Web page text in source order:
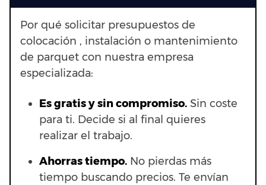
Por qué solicitar presupuestos de
colocación , instalación o mantenimiento
de parquet con nuestra empresa
especializada:
Es gratis y sin compromiso. Sin coste
para ti. Decide si al final quieres
realizar el trabajo.
Ahorras tiempo. No pierdas más
tiempo buscando precios. Te envían